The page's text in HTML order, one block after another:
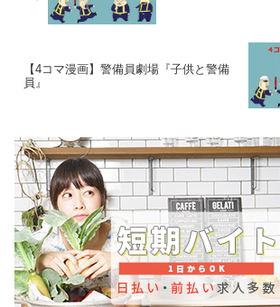
【4コマ漫画】警備員劇場『子供と警備
員』